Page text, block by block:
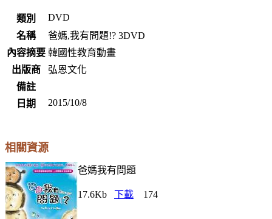
類別
DVD
名稱
爸媽,我有問題!? 3DVD
內容摘要 韓國性教育動畫
出版商
弘恩文化
備註
日期
2015/10/8
相關資源
爸媽我有問題
17.6Kb 下載 174